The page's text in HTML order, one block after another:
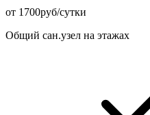
от 1700руб/сутки
Общий сан.узел на этажах